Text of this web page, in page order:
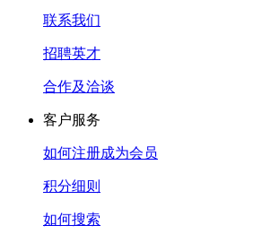
联系我们
招聘英才
合作及洽谈
客户服务
如何注册成为会员
积分细则
如何搜索